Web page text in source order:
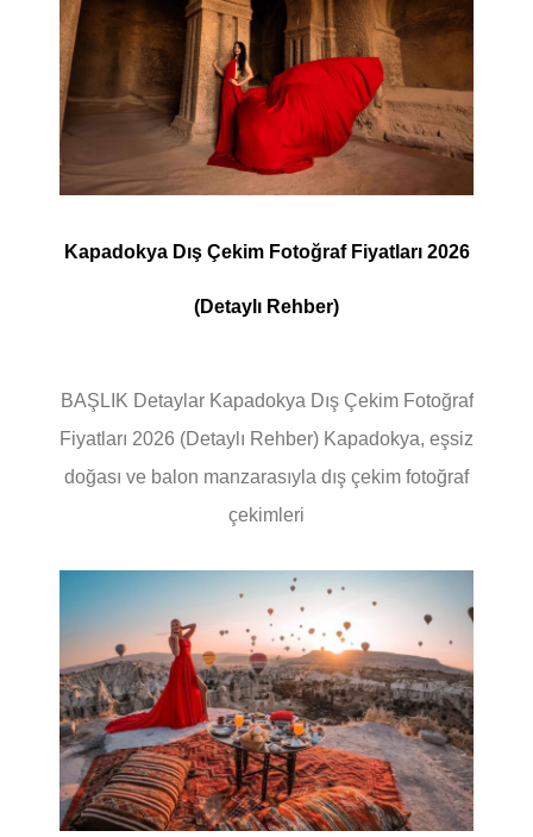
Kapadokya Dış Çekim Fotoğraf Fiyatları 2026
(Detaylı Rehber)
BAŞLIK Detaylar Kapadokya Dış Çekim Fotoğraf
Fiyatları 2026 (Detaylı Rehber) Kapadokya, eşsiz
doğası ve balon manzarasıyla dış çekim fotoğraf
çekimleri